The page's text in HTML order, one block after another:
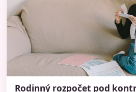
Rodinný rozpočet pod